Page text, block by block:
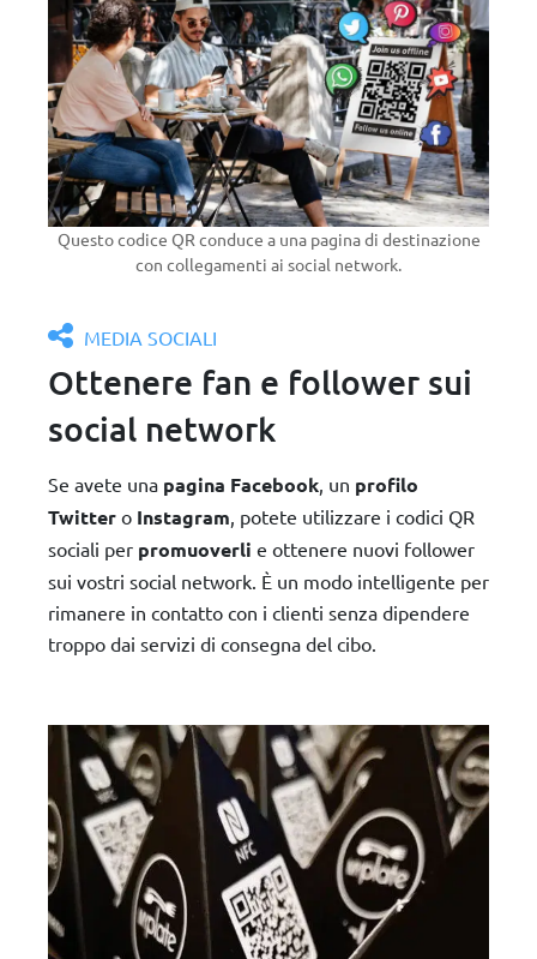
MEDIA SOCIALI
Ottenere fan e follower sui
social network
Se avete una pagina Facebook , un profilo
Twitter o Instagram , potete utilizzare i codici QR
sociali per promuoverli e ottenere nuovi follower
sui vostri social network. È un modo intelligente per
rimanere in contatto con i clienti senza dipendere
troppo dai servizi di consegna del cibo.
Questo codice QR conduce a una pagina di destinazione
con collegamenti ai social network.